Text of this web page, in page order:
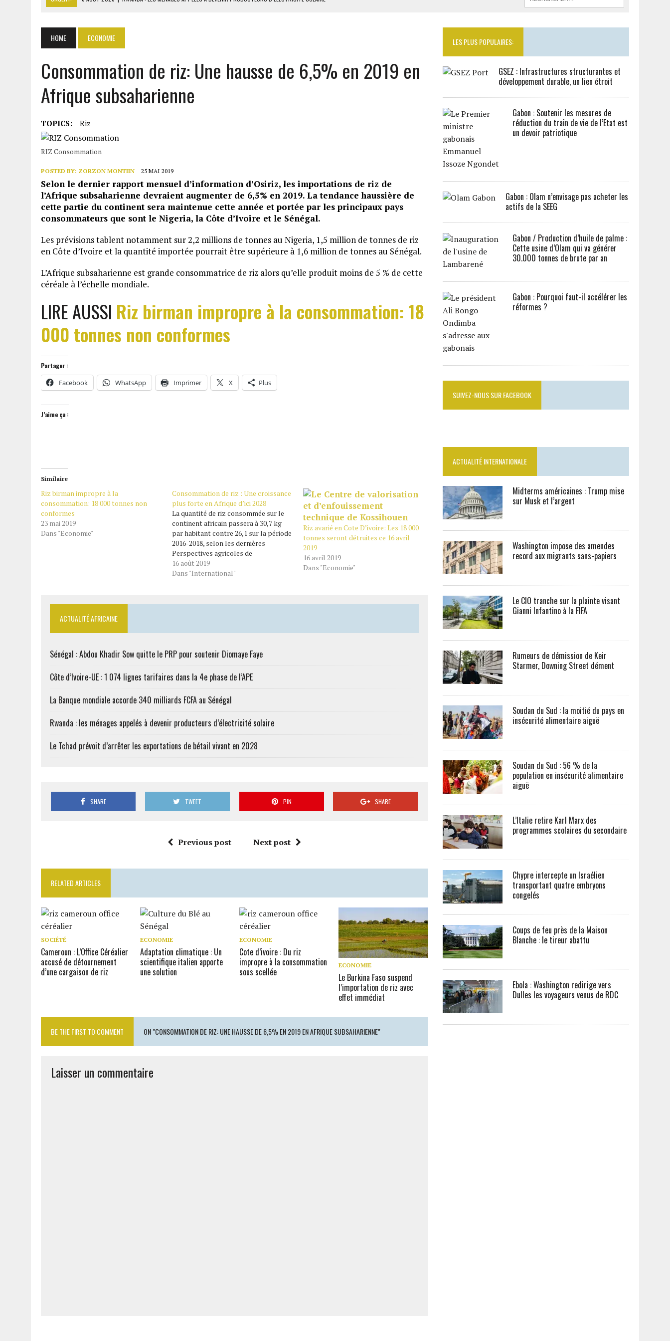
6 AOÛT 2026 | CÔTE D’IVOIRE-UE : 1 074 LIGNES TARIFAIRES DANS LA 4E PHASE DE L’APE
LA BANQUE MONDIALE ACCORDE 340 MILLIARDS FCFA AU SÉNÉGAL
HOME ECONOMIE
Consommation de riz: Une hausse de 6,5% en 2019 en
Afrique subsaharienne
TOPICS: Riz
RIZ Consommation
POSTED BY: ZORZON MONTIIN 25 MAI 2019
Selon le dernier rapport mensuel d’information d’Osiriz, les importations de riz de
l’Afrique subsaharienne devraient augmenter de 6,5% en 2019. La tendance haussière de
cette partie du continent sera maintenue cette année et portée par les principaux pays
consommateurs que sont le Nigeria, la Côte d’Ivoire et le Sénégal.
Les prévisions tablent notamment sur 2,2 millions de tonnes au Nigeria, 1,5 million de tonnes de riz
en Côte d’Ivoire et la quantité importée pourrait être supérieure à 1,6 million de tonnes au Sénégal.
L’Afrique subsaharienne est grande consommatrice de riz alors qu’elle produit moins de 5 % de cette
céréale à l’échelle mondiale.
LIRE AUSSI Riz birman impropre à la consommation: 18
000 tonnes non conformes
Partager :
Facebook WhatsApp Imprimer X Plus
J’aime ça :
Similaire
Riz birman impropre à la
consommation: 18 000 tonnes non
conformes
23 mai 2019
Dans "Economie"
Consommation de riz : Une croissance
plus forte en Afrique d’ici 2028
La quantité de riz consommée sur le
continent africain passera à 30,7 kg
par habitant contre 26,1 sur la période
2016-2018, selon les dernières
Perspectives agricoles de
l’OCDE/FAO. Avec une consommation
de riz par habitant qui devrait
16 août 2019
Dans "International"
Riz avarié en Cote D’ivoire: Les 18 000
tonnes seront détruites ce 16 avril
2019
16 avril 2019
Dans "Economie"
ACTUALITÉ AFRICAINE
Sénégal : Abdou Khadir Sow quitte le PRP pour soutenir Diomaye Faye
Côte d’Ivoire-UE : 1 074 lignes tarifaires dans la 4e phase de l’APE
La Banque mondiale accorde 340 milliards FCFA au Sénégal
Rwanda : les ménages appelés à devenir producteurs d’électricité solaire
Le Tchad prévoit d’arrêter les exportations de bétail vivant en 2028
SHARE TWEET PIN SHARE
Previous post Next post
RELATED ARTICLES
SOCIÉTÉ
Cameroun : L’Office Céréalier
accusé de détournement
d’une cargaison de riz
ECONOMIE
Adaptation climatique : Un
scientifique italien apporte
une solution
ECONOMIE
Cote d’ivoire : Du riz
impropre à la consommation
sous scellée
ECONOMIE
Le Burkina Faso suspend
l’importation de riz avec
effet immédiat
BE THE FIRST TO COMMENT ON "CONSOMMATION DE RIZ: UNE HAUSSE DE 6,5% EN 2019 EN AFRIQUE SUBSAHARIENNE"
Laisser un commentaire
LES PLUS POPULAIRES:
GSEZ : Infrastructures structurantes et
développement durable, un lien étroit
Gabon : Soutenir les mesures de
réduction du train de vie de l’Etat est
un devoir patriotique
Gabon : Olam n’envisage pas acheter les
actifs de la SEEG
Gabon / Production d’huile de palme :
Cette usine d’Olam qui va générer
30.000 tonnes de brute par an
Gabon : Pourquoi faut-il accélérer les
réformes ?
SUIVEZ-NOUS SUR FACEBOOK
ACTUALITÉ INTERNATIONALE
Midterms américaines : Trump mise
sur Musk et l’argent
Washington impose des amendes
record aux migrants sans-papiers
Le CIO tranche sur la plainte visant
Gianni Infantino à la FIFA
Rumeurs de démission de Keir
Starmer, Downing Street dément
Soudan du Sud : la moitié du pays en
insécurité alimentaire aiguë
Soudan du Sud : 56 % de la
population en insécurité alimentaire
aiguë
L’Italie retire Karl Marx des
programmes scolaires du secondaire
Chypre intercepte un Israélien
transportant quatre embryons
congelés
Coups de feu près de la Maison
Blanche : le tireur abattu
Ebola : Washington redirige vers
Dulles les voyageurs venus de RDC